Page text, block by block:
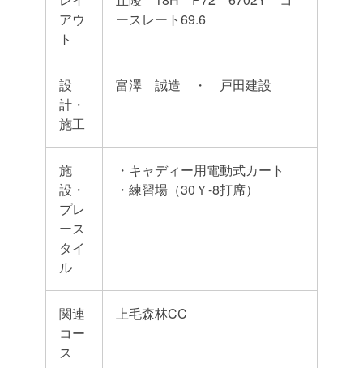
アウ
ト
ースレート69.6
設
計・
施工
富澤 誠造 ・ 戸田建設
施
設・
プレ
ース
タイ
ル
・キャディー用電動式カート
・練習場（30Ｙ-8打席）
関連
コー
ス
上毛森林CC